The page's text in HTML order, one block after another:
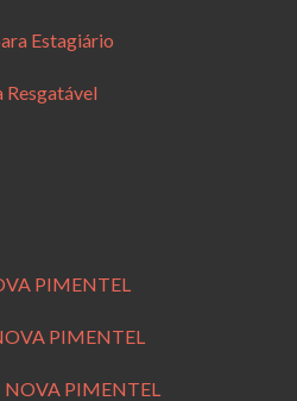
Estagiário
Resgatável
PIMENTEL
PIMENTEL
NOVA PIMENTEL